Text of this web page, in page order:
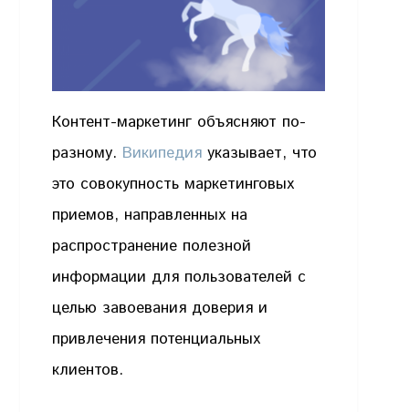
Контент-маркетинг объясняют по-
разному. Википедия указывает, что
это совокупность маркетинговых
приемов, направленных на
распространение полезной
информации для пользователей с
целью завоевания доверия и
привлечения потенциальных
клиентов.